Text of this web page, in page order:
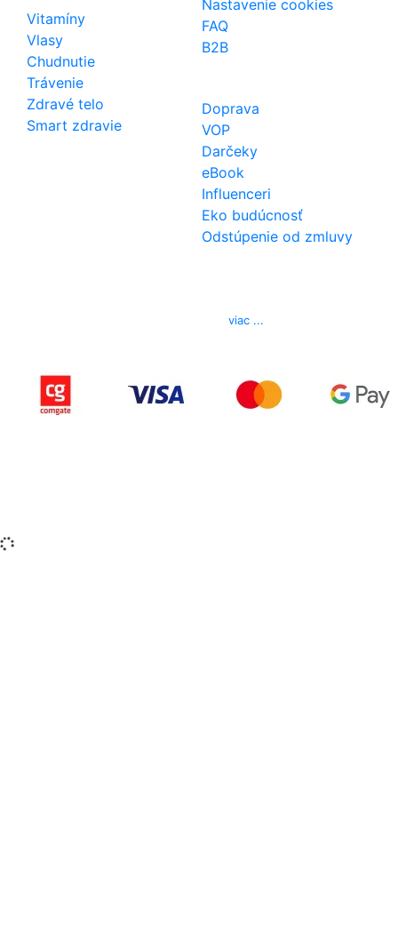
Vitamíny
Vlasy
Chudnutie
Trávenie
Zdravé telo
Smart zdravie
Nastavenie cookies
FAQ
B2B
Doprava
VOP
Darčeky
eBook
Influenceri
Eko budúcnosť
Odstúpenie od zmluvy
viac ...